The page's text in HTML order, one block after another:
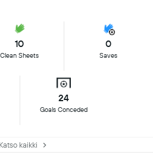
10
Clean Sheets
0
Saves
24
Goals Conceded
kaikki